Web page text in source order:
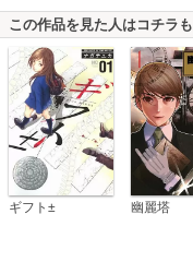
この作品を見た人はコチラ
ギフト± 幽麗塔